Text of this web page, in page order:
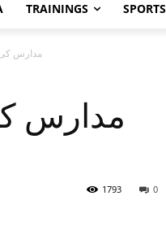
TRAININGS SPORTS
مدارس کی
مدارس
0
1793